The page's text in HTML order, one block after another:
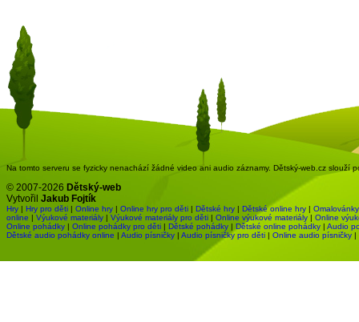
Na tomto serveru se fyzicky nenachází žádné video ani audio záznamy. Dětský-web.cz slouží
© 2007-2026 Dětský-web
Vytvořil Jakub Fojtík
Hry | Hry pro děti | Online hry | Online hry pro děti | Dětské hry | Dětské online hry | Omalovánky
online | Výukové materiály | Výukové materiály pro děti | Online výukové materiály | Online
Online pohádky | Online pohádky pro děti | Dětské pohádky | Dětské online pohádky | Audio
Dětské audio pohádky online | Audio písničky | Audio písničky pro děti | Online audio písničky |